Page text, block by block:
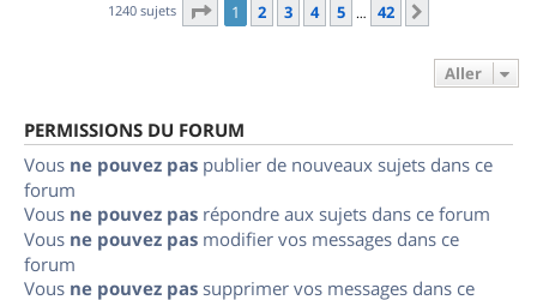
1240 sujets Page 1sur
1 2 3 4 5 … 42
Aller
PERMISSIONS DU FORUM
Vous ne pouvez pas publier de nouveaux sujets dans ce
forum
Vous ne pouvez pas répondre aux sujets dans ce forum
Vous ne pouvez pas modifier vos messages dans ce
forum
Vous ne pouvez pas supprimer vos messages dans ce